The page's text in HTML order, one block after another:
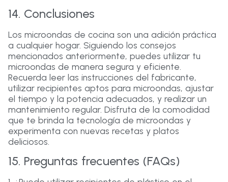
14. Conclusiones
Los microondas de cocina son una adición práctica
a cualquier hogar. Siguiendo los consejos
mencionados anteriormente, puedes utilizar tu
microondas de manera segura y eficiente.
Recuerda leer las instrucciones del fabricante,
utilizar recipientes aptos para microondas, ajustar
el tiempo y la potencia adecuados, y realizar un
mantenimiento regular. Disfruta de la comodidad
que te brinda la tecnología de microondas y
experimenta con nuevas recetas y platos
deliciosos.
15. Preguntas frecuentes (FAQs)